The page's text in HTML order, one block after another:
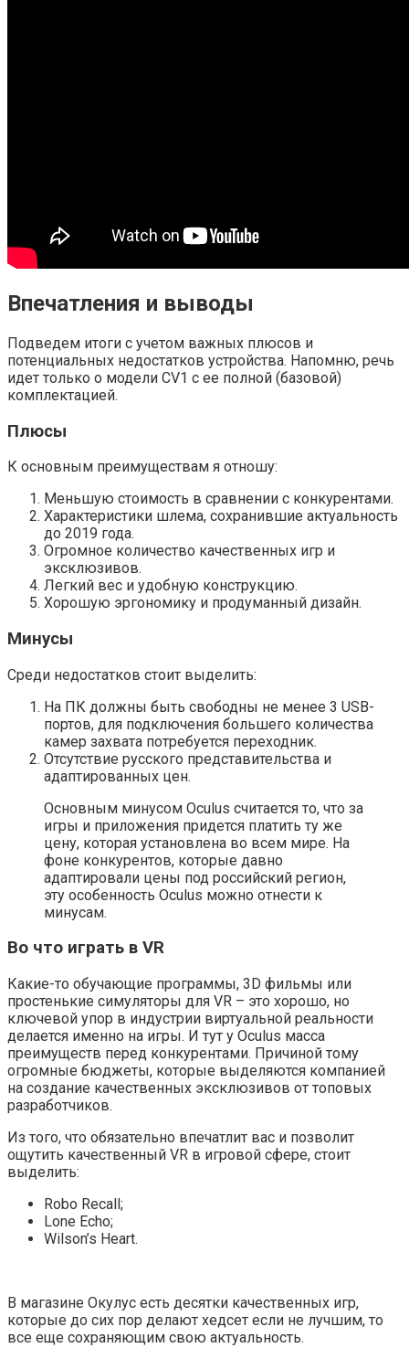
Впечатления и выводы
Подведем итоги с учетом важных плюсов и
потенциальных недостатков устройства. Напомню, речь
идет только о модели CV1 с ее полной (базовой)
комплектацией.
Плюсы
К основным преимуществам я отношу:
Меньшую стоимость в сравнении с конкурентами.
Характеристики шлема, сохранившие актуальность
до 2019 года.
Огромное количество качественных игр и
эксклюзивов.
Легкий вес и удобную конструкцию.
Хорошую эргономику и продуманный дизайн.
Минусы
Среди недостатков стоит выделить:
На ПК должны быть свободны не менее 3 USB-
портов, для подключения большего количества
камер захвата потребуется переходник.
Отсутствие русского представительства и
адаптированных цен.
Основным минусом Oculus считается то, что за
игры и приложения придется платить ту же
цену, которая установлена во всем мире. На
фоне конкурентов, которые давно
адаптировали цены под российский регион,
эту особенность Oculus можно отнести к
минусам.
Во что играть в VR
Какие-то обучающие программы, 3D фильмы или
простенькие симуляторы для VR – это хорошо, но
ключевой упор в индустрии виртуальной реальности
делается именно на игры. И тут у Oculus масса
преимуществ перед конкурентами. Причиной тому
огромные бюджеты, которые выделяются компанией
на создание качественных эксклюзивов от топовых
разработчиков.
Из того, что обязательно впечатлит вас и позволит
ощутить качественный VR в игровой сфере, стоит
выделить:
Robo Recall;
Lone Echo;
Wilson’s Heart.
В магазине Окулус есть десятки качественных игр,
которые до сих пор делают хедсет если не лучшим, то
все еще сохраняющим свою актуальность.